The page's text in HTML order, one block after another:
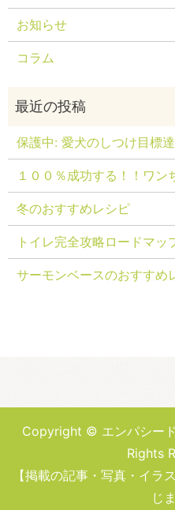
お知らせ
コラム
保護中: 愛犬のしつけ目標
１００％成功する！！ワン
冬のおすすめレシピ
トイレ完全攻略ロードマッ
サーモンベースのおすすめ
Copyright © エンパシー
Rights
【掲載の記事・写真・イラ
じ